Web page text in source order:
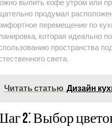
выпить кофе утром или
продумал
перемещение по
которая идеально
пространства
света.
Читать статью Дизайн
2⁚ Выбор